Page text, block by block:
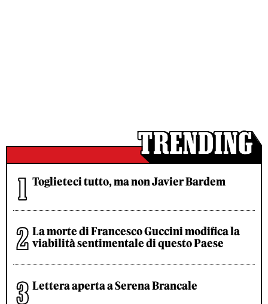
Toglieteci tutto, ma non Javier Bardem
La morte di Francesco Guccini modifica la
viabilità sentimentale di questo Paese
Lettera aperta a Serena Brancale